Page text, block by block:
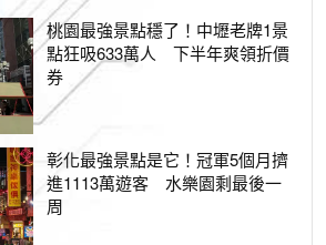
桃園最強景點穩了！中壢老牌1景
點狂吸633萬人 下半年爽領折價
券
彰化最強景點是它！冠軍5個月擠
進1113萬遊客 水樂園剩最後一
周